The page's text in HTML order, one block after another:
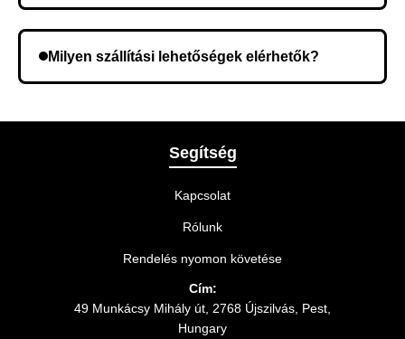
meg a rendelést.
Milyen szállítási lehetőségek elérhetők?
legmegfelelőbb szállítási módot.
Segítség
Kapcsolat
Rólunk
Rendelés nyomon követése
Cím:
49 Munkácsy Mihály út, 2768 Újszilvás, Pest,
Hungary